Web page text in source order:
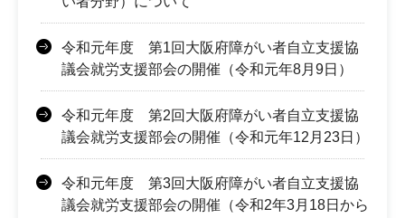
令和元年度 第1回大阪府障がい者自立支援協
議会就労支援部会の開催（令和元年8月9日）
令和元年度 第2回大阪府障がい者自立支援協
議会就労支援部会の開催（令和元年12月23日）
令和元年度 第3回大阪府障がい者自立支援協
議会就労支援部会の開催（令和2年3月18日から